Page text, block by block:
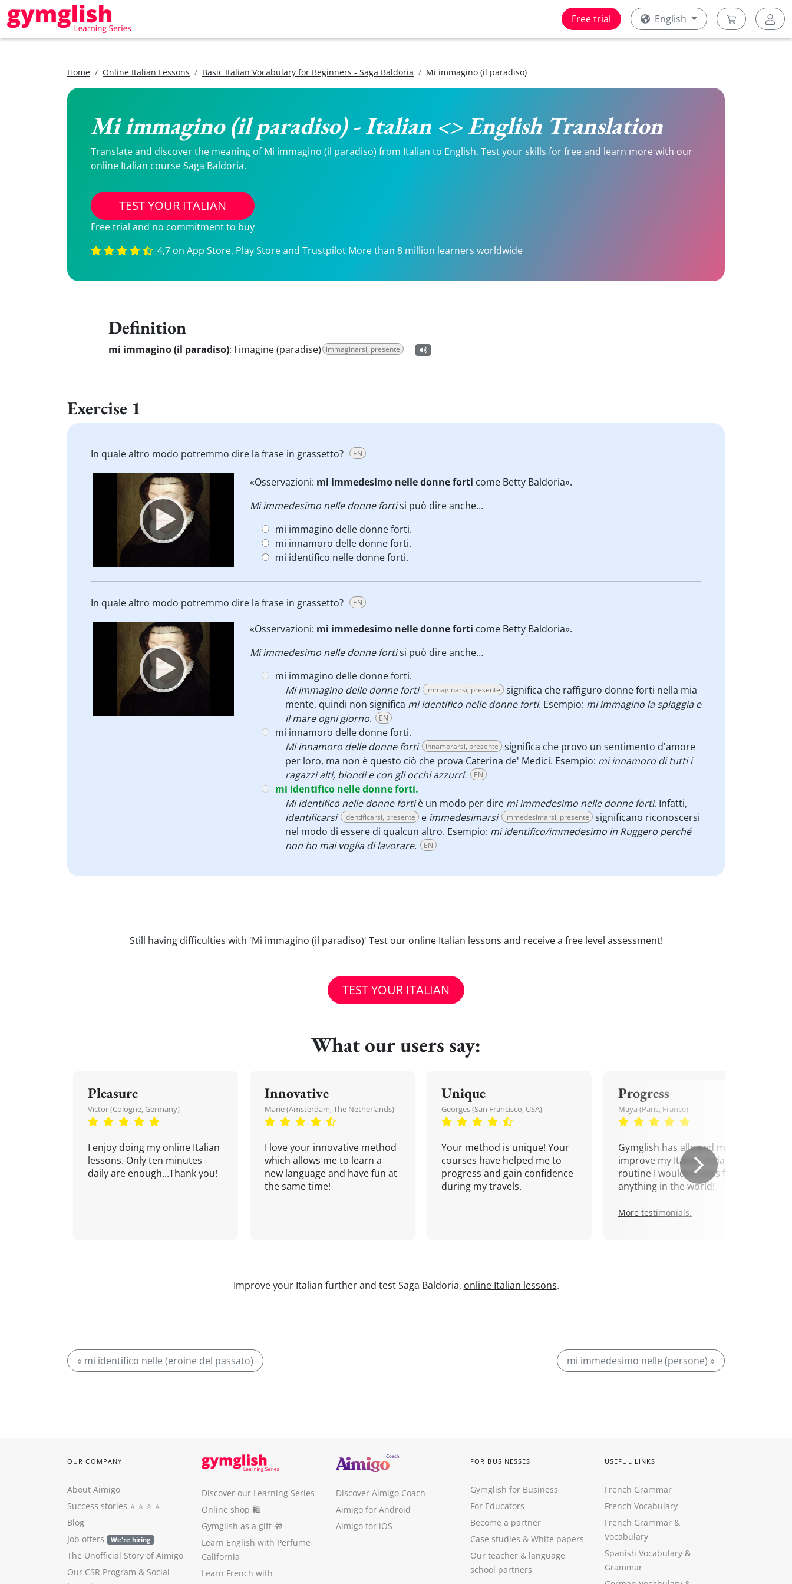
Free trial English
Home Online Italian Lessons Basic Italian Vocabulary for Beginners - Saga Baldoria Mi immagino (il paradiso)
Mi immagino (il paradiso) - Italian <> English Translation
Translate and discover the meaning of Mi immagino (il paradiso) from Italian to English. Test your skills for free and learn more with our
online Italian course Saga Baldoria.
TEST YOUR ITALIAN
Free trial and no commitment to buy
4,7 on App Store, Play Store and Trustpilot More than 8 million learners worldwide
Definition
mi immagino (il paradiso): I imagine (paradise) immaginarsi, presente
Exercise 1
In quale altro modo potremmo dire la frase in grassetto? EN
«Osservazioni: mi immedesimo nelle donne forti come Betty Baldoria».
Mi immedesimo nelle donne fortisi può dire anche…
mi immagino delle donne forti.
mi innamoro delle donne forti.
mi identifico nelle donne forti.
In quale altro modo potremmo dire la frase in grassetto? EN
«Osservazioni: mi immedesimo nelle donne forti come Betty Baldoria».
Mi immedesimo nelle donne fortisi può dire anche…
mi immagino delle donne forti.
Mi immagino delle donne forti
immaginarsi, presente
significa che raffiguro donne forti nella mia
mente, quindi non significa mi identifico nelle donne forti. Esempio: mi immagino la spiaggia e
il mare ogni giorno. EN
mi innamoro delle donne forti.
Mi innamoro delle donne forti
innamorarsi, presente
significa che provo un sentimento d'amore
per loro, ma non è questo ciò che prova Caterina de' Medici. Esempio: mi innamoro di tutti i
ragazzi alti, biondi e con gli occhi azzurri.
EN
mi identifico nelle donne forti.
Mi identifico nelle donne fortiè un modo per dire mi immedesimo nelle donne forti. Infatti,
identificarsi
identificarsi, presente e immedesimarsi immedesimarsi, presente
significano riconoscersi
nel modo di essere di qualcun altro. Esempio: mi identifico/immedesimo in Ruggero perché
non ho mai voglia di lavorare. EN
Still having difficulties with 'Mi immagino (il paradiso)' Test our online Italian lessons and receive a free level assessment!
TEST YOUR ITALIAN
What our users say:
Pleasure
Victor (Cologne, Germany)
I enjoy doing my online Italian
lessons. Only ten minutes
daily are enough...Thank you!
Innovative
Marie (Amsterdam, The Netherlands)
I love your innovative method
which allows me to learn a
new language and have fun at
the same time!
Unique
Georges (San Francisco, USA)
Your method is unique! Your
courses have helped me to
progress and gain confidence
during my travels.
Progress
Maya (Paris, France)
Gymglish has allowed me to
improve my Italian. A daily
routine I wouldn't miss for
anything in the world!
More testimonials.
Improve your Italian further and test Saga Baldoria, online Italian lessons.
« mi identifico nelle (eroine del passato) mi immedesimo nelle (persone) »
OUR COMPANY
About Aimigo
Success stories ⭐️ ⭐️ ⭐️ ⭐️
Blog
Job offers
We're hiring
The Unofficial Story of Aimigo
Our CSR Program & Social
Discover our Learning Series
Online shop 🛍
Gymglish as a gift 🎁
Learn English with Perfume
California
Learn French with
Discover Aimigo Coach
Aimigo for Android
Aimigo for iOS
FOR BUSINESSES
Gymglish for Business
For Educators
Become a partner
Case studies & White papers
Our teacher & language
school partners
USEFUL LINKS
French Grammar
French Vocabulary
French Grammar &
Vocabulary
Spanish Vocabulary &
Grammar